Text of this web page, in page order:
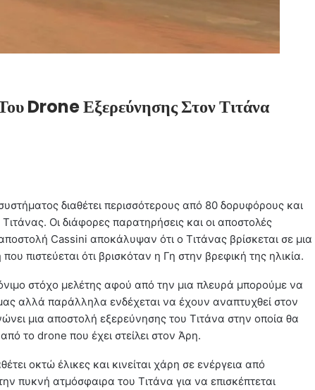
Drone Εξερεύνησης Στον Τιτάνα
διαθέτει περισσότερους από 80 δορυφόρους και
Οι διάφορες παρατηρήσεις και οι αποστολές
Cassini αποκάλυψαν ότι ο Τιτάνας βρίσκεται σε μια
πιστεύεται ότι βρισκόταν η Γη στην βρεφική της ηλικία.
στόχο μελέτης αφού από την μια πλευρά μπορούμε να
αλλά παράλληλα ενδέχεται να έχουν αναπτυχθεί στον
μια αποστολή εξερεύνησης του Τιτάνα στην οποία θα
το drone που έχει στείλει στον Άρη.
οκτώ έλικες και κινείται χάρη σε ενέργεια από
πυκνή ατμόσφαιρα του Τιτάνα για να επισκέπτεται